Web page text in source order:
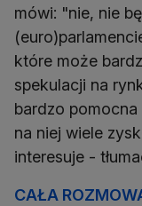
mówi: "nie, nie
które może
spekulacji na
bardzo
na niej wiele
interesuje -
CAŁA